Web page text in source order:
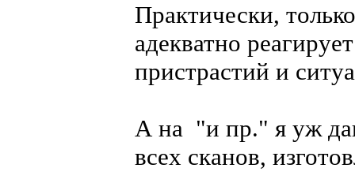
Практически,
адекватно
пристрастий и
А на "и пр." я уж
всех сканов,